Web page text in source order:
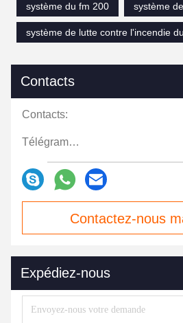
système du fm 200
système
système de lutte contre l'incendie
Contacts
Contacts:
Télégramme:
Contactez-nous
Expédiez-nous